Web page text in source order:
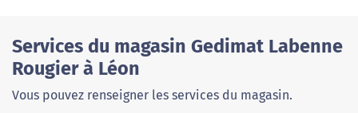
Services du magasin Gedimat Labenne
Rougier à Léon
Vous pouvez renseigner les services du magasin.